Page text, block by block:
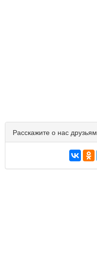
Расскажите о нас друзьям